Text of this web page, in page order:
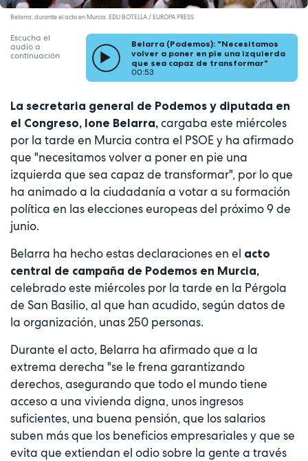
Belarra, durante el acto en Murcia. EDU BOTELLA / EUROPA PRESS
Escucha el
audio a
continuación
Belarra (Podemos): "Necesitamos
volver a poner en pie una izquierda
que sea capaz de transformar"
00:53
La secretaria general de Podemos y diputada en
el Congreso, Ione Belarra, cargaba este miércoles
por la tarde en Murcia contra el PSOE y ha afirmado
que "necesitamos volver a poner en pie una
izquierda que sea capaz de transformar", por lo que
ha animado a la ciudadanía a votar a su formación
política en las elecciones europeas del próximo 9 de
junio.
Belarra ha hecho estas declaraciones en el acto
central de campaña de Podemos en Murcia,
celebrado este miércoles por la tarde en la Pérgola
de San Basilio, al que han acudido, según datos de
la organización, unas 250 personas.
Durante el acto, Belarra ha afirmado que a la
extrema derecha "se le frena garantizando
derechos, asegurando que todo el mundo tiene
acceso a una vivienda digna, unos ingresos
suficientes, una buena pensión, que los salarios
suben más que los beneficios empresariales y que se
evita que extiendan el odio sobre la gente a través